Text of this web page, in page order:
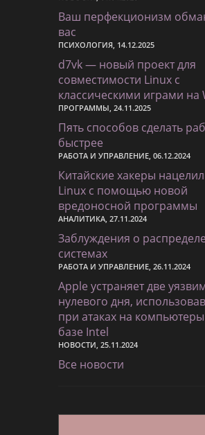
Ваш перфекционизм
вас
ПСИХОЛОГИЯ, 14.12.2025
d7vk — новый проект для
совместимости Linux с
классическими играми на
ПРОГРАММЫ, 24.11.2025
Пять способов сделать
быстрее
РАБОТА И УПРАВЛЕНИЕ, 06.12.2024
Китайские хакеры
Linux с помощью новой
вредоносной программы
АНАЛИТИКА, 27.11.2024
Заблуждения о
системах
РАБОТА И УПРАВЛЕНИЕ, 26.11.2024
Apple устраняет две
нулевого дня,
при атаках на
базе Intel
НОВОСТИ, 25.11.2024
Все новости